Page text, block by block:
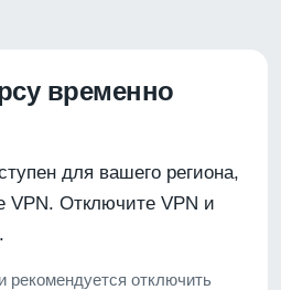
временно
для вашего региона,
VPN. Отключите VPN и
рекомендуется отключить